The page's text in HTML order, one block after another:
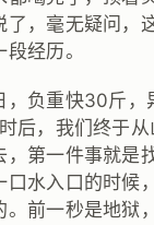
了，毫无疑问，
经历。
，负重快30斤，
后，我们终于
，第一件事就是
口水入口的时候
。前一秒是地狱